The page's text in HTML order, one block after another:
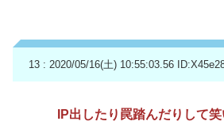
13 : 2020/05/16(土) 10:55:03.56
IP出したり罠踏んだりして